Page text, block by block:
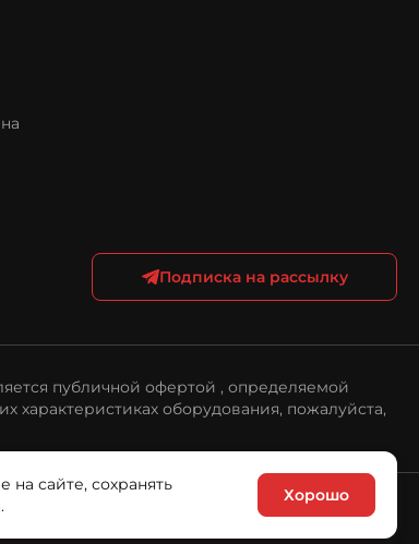
Подписка на рассылку
публичной офертой , определяемой
характеристиках оборудования, пожалуйста,
сайте, сохранять
Хорошо